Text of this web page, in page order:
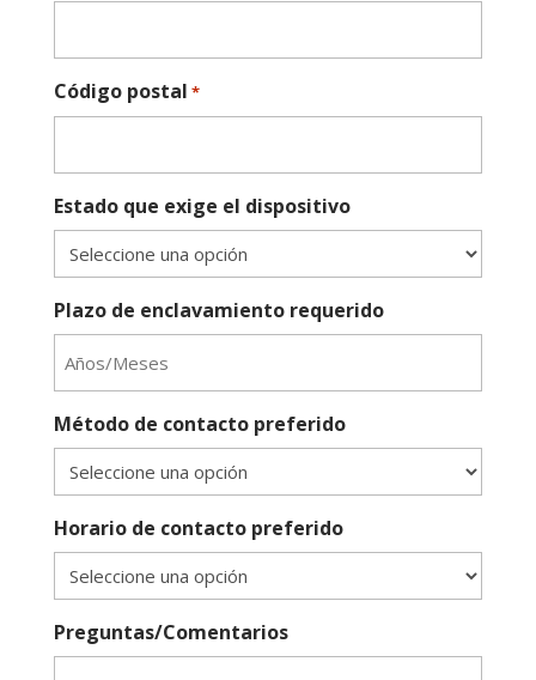
Código postal *
Estado que exige el dispositivo
Plazo de enclavamiento requerido
Método de contacto preferido
Horario de contacto preferido
Preguntas/Comentarios